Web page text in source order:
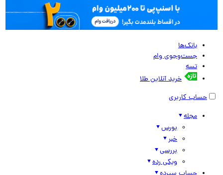
بانک‌ها
جست‌وجوی وام
تسه
خرید آنلاین طلا
حساب کاربری
مجله
بورس
خبر
بررسی
ویکی رده